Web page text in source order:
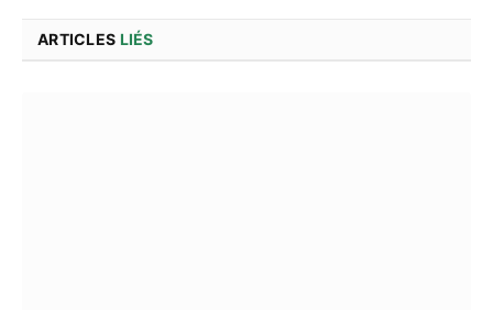
ARTICLES LIÉS